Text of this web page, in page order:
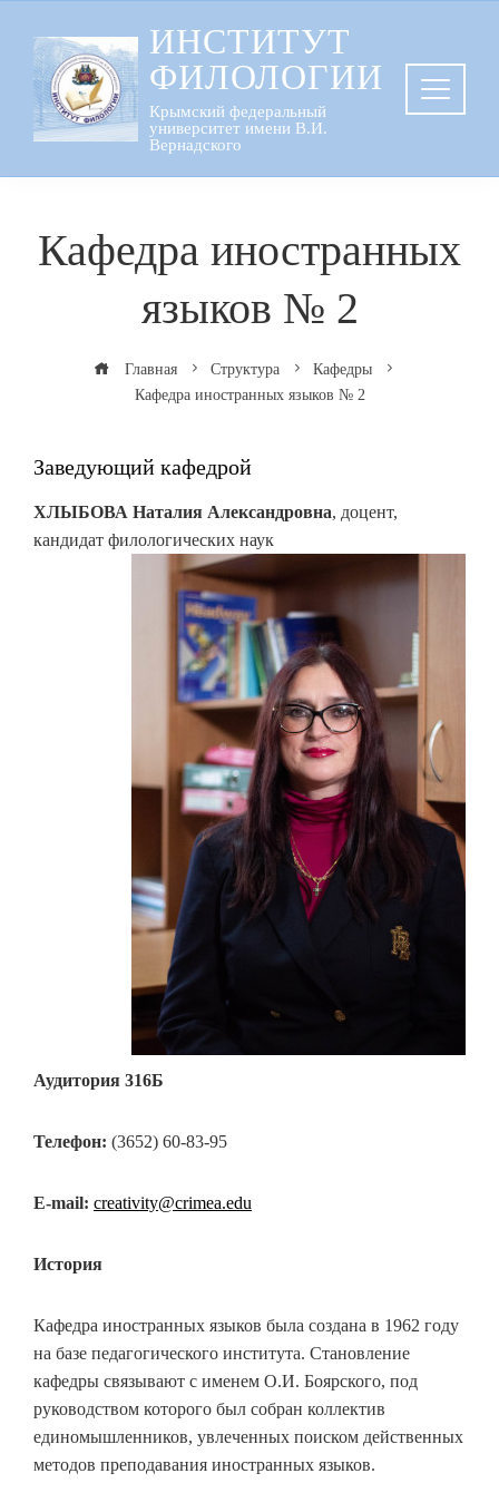
содержанию
ИНСТИТУТ
ФИЛОЛОГИИ
Крымский федеральный
университет имени В.И.
Вернадского
Кафедра иностранных
языков № 2
Главная Структура
Кафедры
Кафедра иностранных языков № 2
Заведующий кафедрой
ХЛЫБОВА Наталия Александровна, доцент,
кандидат филологических наук
Аудитория 316Б
Телефон: (3652) 60-83-95
E-mail: creativity@crimea.edu
История
Кафедра иностранных языков была создана в 1962 году
на базе педагогического института. Становление
кафедры связывают с именем О.И. Боярского, под
руководством которого был собран коллектив
единомышленников, увлеченных поиском действенных
методов преподавания иностранных языков.